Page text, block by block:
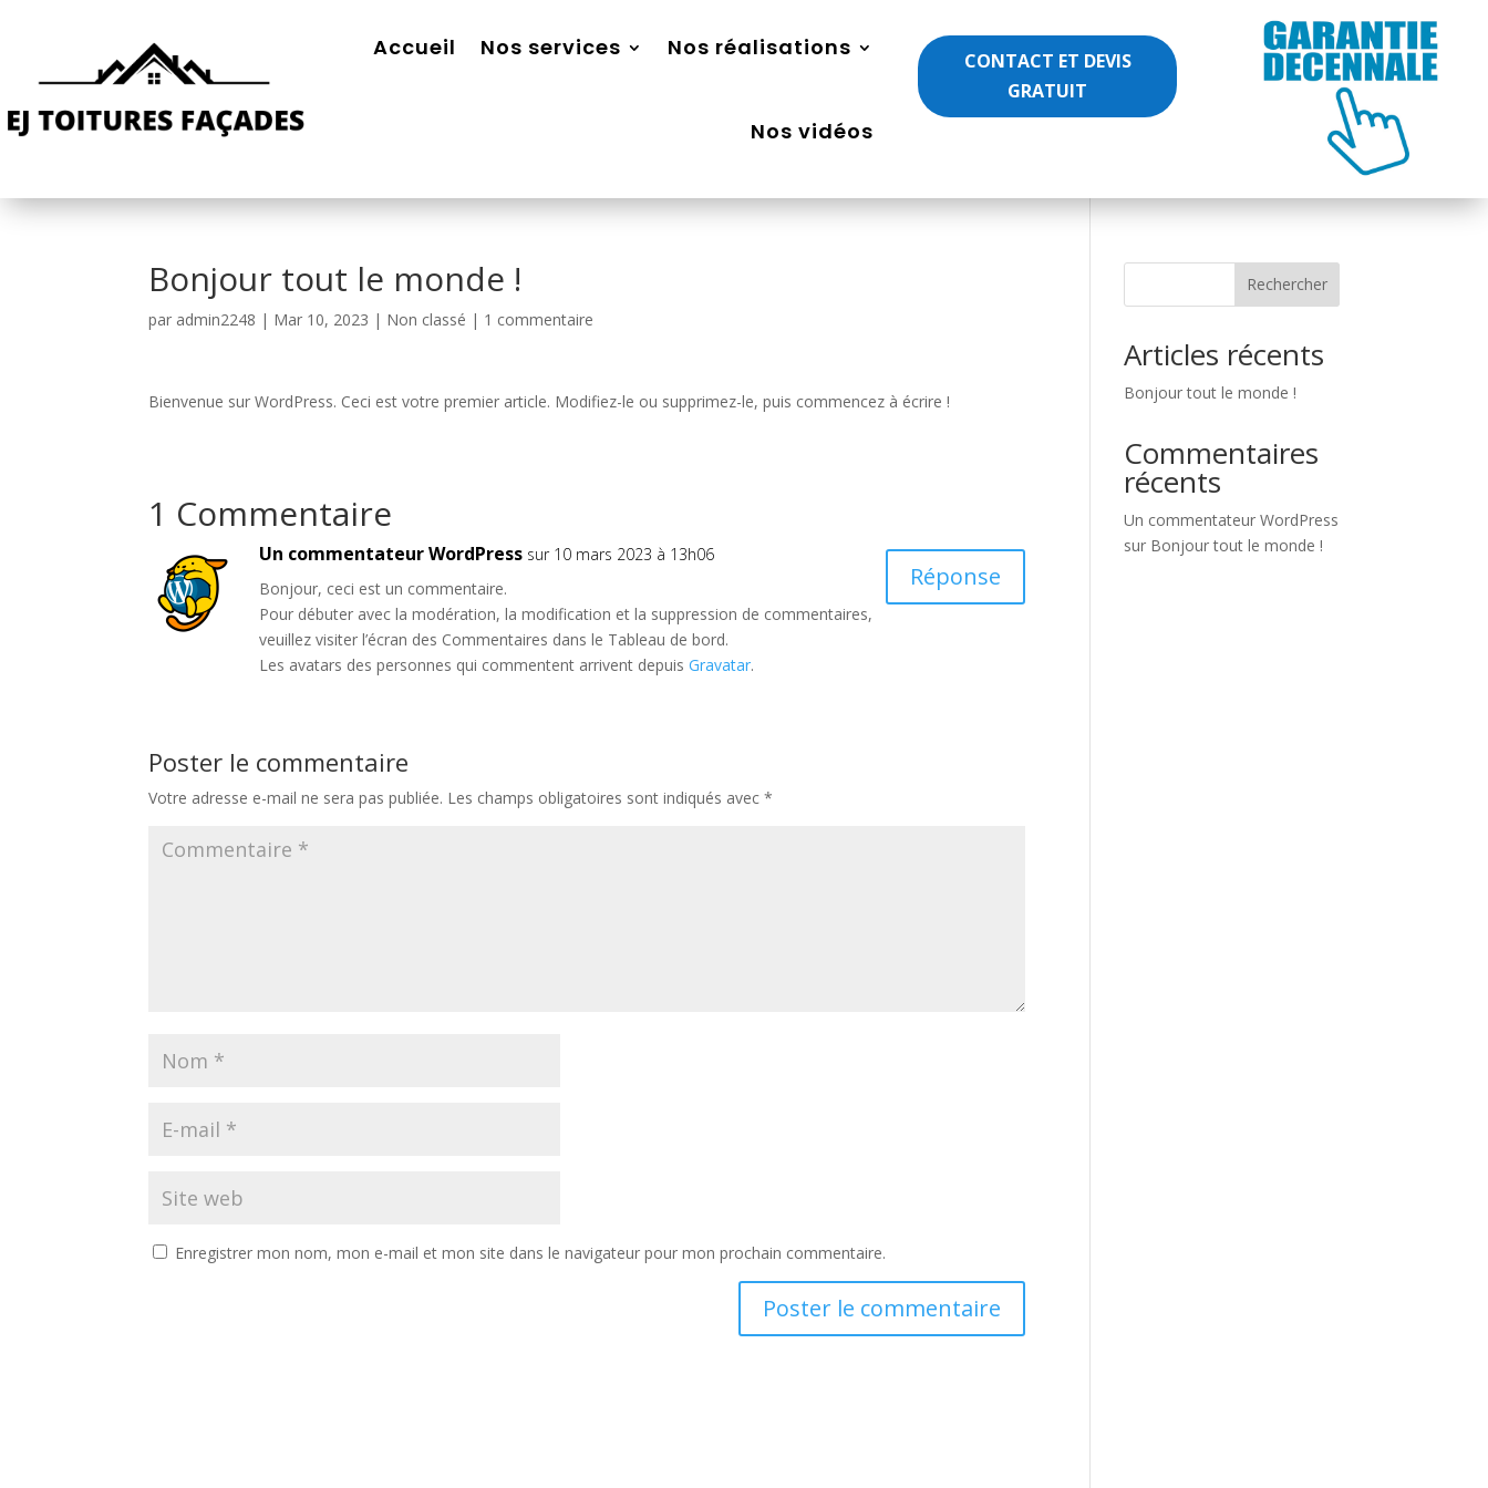
Accueil Nos services Nos réalisations
Nos vidéos
CONTACT ET DEVIS
GRATUIT
Bonjour tout le monde !
par admin2248 | Mar 10, 2023 | Non classé | 1 commentaire
Bienvenue sur WordPress. Ceci est votre premier article. Modifiez-le ou supprimez-le, puis commencez à écrire !
1 Commentaire
Un commentateur WordPress sur 10 mars 2023 à 13h06
Bonjour, ceci est un commentaire.
Pour débuter avec la modération, la modification et la suppression de commentaires,
veuillez visiter l’écran des Commentaires dans le Tableau de bord.
Les avatars des personnes qui commentent arrivent depuisGravatar.
Réponse
Poster le commentaire
Votre adresse e-mail ne sera pas publiée. Les champs obligatoires sont indiqués avec*
Enregistrer mon nom, mon e-mail et mon site dans le navigateur pour mon prochain commentaire.
Rechercher
Articles récents
Bonjour tout le monde !
Commentaires
récents
Un commentateur WordPress
sur Bonjour tout le monde !